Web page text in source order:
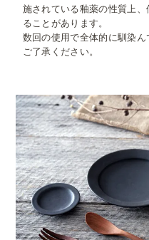
施されている釉薬の性質上
ることがあります。
数回の使用で全体的に馴染ん
ご了承ください。